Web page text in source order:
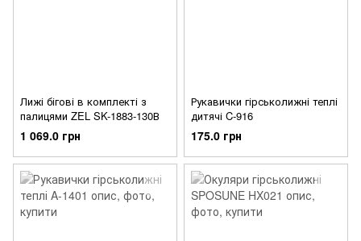
Лижі бігові в комплекті з
палицями ZEL SK-1883-130В
1 069.0 грн
Рукавички гірськолижні теплі
дитячі C-916
175.0 грн